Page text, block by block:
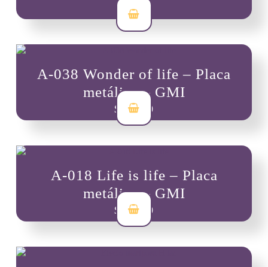
$ 3,500
A-038 Wonder of life – Placa
metálica – GMI
$ 44,200
A-018 Life is life – Placa
metálica – GMI
$ 44,200